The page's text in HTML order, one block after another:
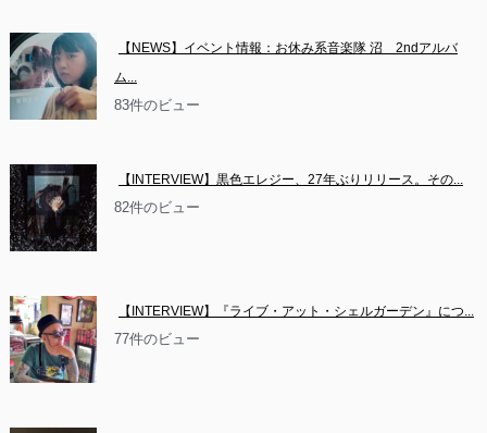
【NEWS】イベント情報：お休み系音楽隊 沼　2ndアルバ
ム...
83件のビュー
【INTERVIEW】黒色エレジー、27年ぶりリリース。その...
82件のビュー
【INTERVIEW】『ライブ・アット・シェルガーデン』につ...
77件のビュー